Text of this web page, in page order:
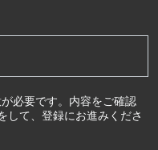
が必要です。内容をご確認
して、登録にお進みくださ